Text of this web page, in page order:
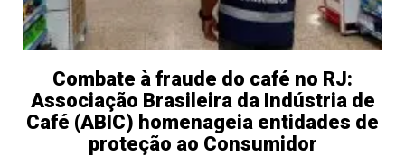
Combate à fraude do café no RJ:
Associação Brasileira da Indústria de
Café (ABIC) homenageia entidades de
proteção ao Consumidor